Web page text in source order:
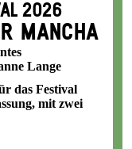
2026
MANCHA
Lange
das Festival
mit zwei